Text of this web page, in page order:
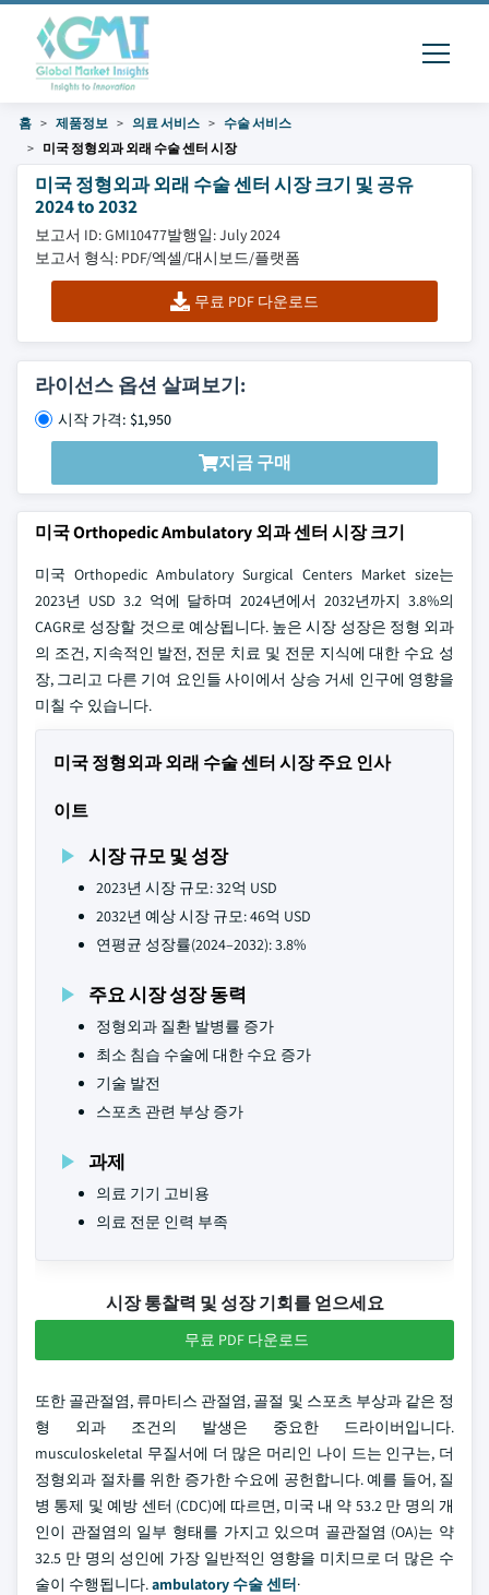
홈 제품정보 의료 서비스
수술 서비스
미국 정형외과 외래 수술 센터 시장
미국 정형외과 외래 수술 센터 시장 크기 및 공유
2024 to 2032
보고서 ID: GMI10477발행일: July 2024
보고서 형식: PDF/엑셀/대시보드/플랫폼
무료 PDF 다운로드
라이선스 옵션 살펴보기:
시작 가격: $1,950
지금 구매
미국 Orthopedic Ambulatory 외과 센터 시장 크기
미국 Orthopedic Ambulatory Surgical Centers Market size는
2023년 USD 3.2 억에 달하며 2024년에서 2032년까지 3.8%의
CAGR로 성장할 것으로 예상됩니다. 높은 시장 성장은 정형 외과
의 조건, 지속적인 발전, 전문 치료 및 전문 지식에 대한 수요 성
장, 그리고 다른 기여 요인들 사이에서 상승 거세 인구에 영향을
미칠 수 있습니다.
미국 정형외과 외래 수술 센터 시장 주요 인사
이트
시장 규모 및 성장
2023년 시장 규모: 32억 USD
2032년 예상 시장 규모: 46억 USD
연평균 성장률(2024–2032): 3.8%
주요 시장 성장 동력
정형외과 질환 발병률 증가
최소 침습 수술에 대한 수요 증가
기술 발전
스포츠 관련 부상 증가
과제
의료 기기 고비용
의료 전문 인력 부족
시장 통찰력 및 성장 기회를 얻으세요
무료 PDF 다운로드
또한 골관절염, 류마티스 관절염, 골절 및 스포츠 부상과 같은 정
형 외과 조건의 발생은 중요한 드라이버입니다.
musculoskeletal 무질서에 더 많은 머리인 나이 드는 인구는, 더
정형외과 절차를 위한 증가한 수요에 공헌합니다. 예를 들어, 질
병 통제 및 예방 센터 (CDC)에 따르면, 미국 내 약 53.2 만 명의 개
인이 관절염의 일부 형태를 가지고 있으며 골관절염 (OA)는 약
32.5 만 명의 성인에 가장 일반적인 영향을 미치므로 더 많은 수
술이 수행됩니다.ambulatory 수술 센터·